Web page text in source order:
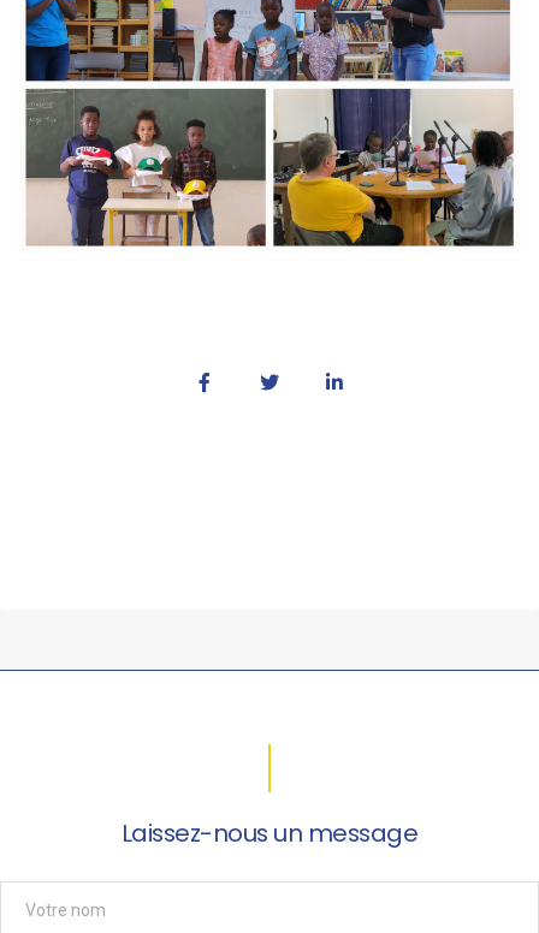
Laissez-nous un message